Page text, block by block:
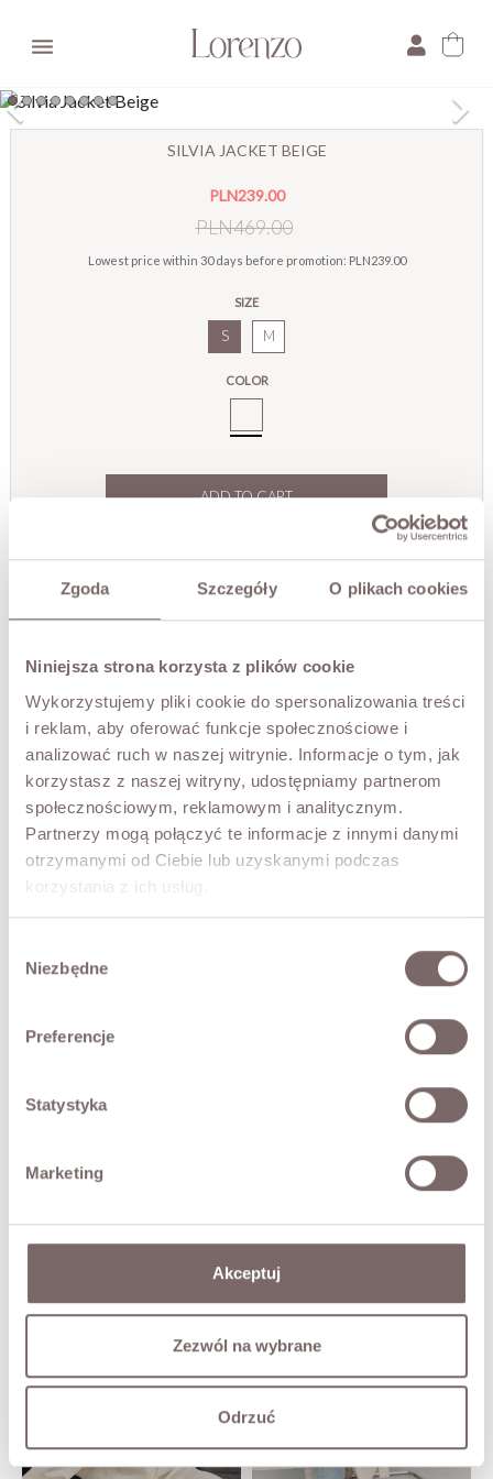
Zgoda Szczegóły O plikach cookies
Niniejsza strona korzysta z plików cookie
Wykorzystujemy pliki cookie do spersonalizowania treści
i reklam, aby oferować funkcje społecznościowe i
analizować ruch w naszej witrynie. Informacje o tym, jak
korzystasz z naszej witryny, udostępniamy partnerom
społecznościowym, reklamowym i analitycznym.
Partnerzy mogą połączyć te informacje z innymi danymi
otrzymanymi od Ciebie lub uzyskanymi podczas
korzystania z ich usług.
zgody
Niezbędne
Preferencje
Statystyka
Marketing
Akceptuj
Zezwól na wybrane
Odrzuć

SILVIA JACKET BEIGE
PLN239.00
PLN469.00
Lowest price within 30 days before promotion: PLN239.00
SIZE
S M
COLOR
Kurtka
ADD TO CART
A short jacket in soft fleece-wool fabric. Double-breasted
button closure and two pockets. Wide, open lapels and a
relaxed cut. Warm and pleasant to wear, with a lining. An
out-of-the-ordinary jacket that adds elegance to
everyday outfits.
• Made in Poland
• lined
The model is 173 cm tall and is wearing a size S.
FABRIC / ADDITIONAL INFORMATION